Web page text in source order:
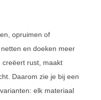
opruimen of
en doeken meer
creëert rust, maakt
Daarom zie je bij een
elk materiaal